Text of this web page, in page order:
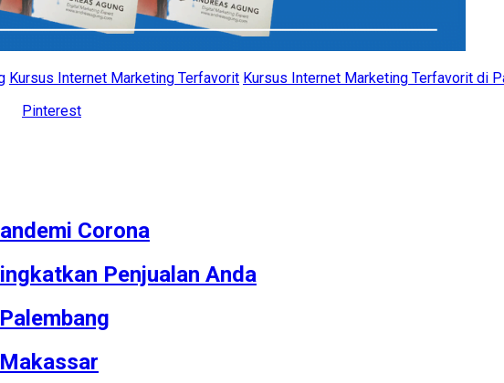
Kursus Internet Marketing Terfavorit Kursus Internet Marketing Terfavorit di
Pinterest
Corona
Penjualan Anda